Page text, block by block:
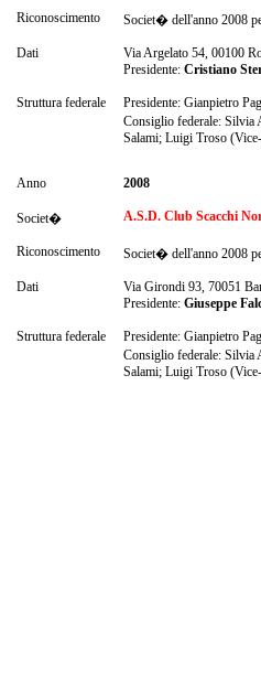
Riconoscimento Societ� dell'anno 2008
Dati
Via Argelato 54, 00100
Presidente: Cristiano
Struttura federale
Presidente: Gianpietro
Consiglio federale:
Salami; Luigi Troso
Anno 2008
Societ� A.S.D. Club Scacchi
Riconoscimento Societ� dell'anno 2008
Dati
Via Girondi 93, 70051
Presidente: Giuseppe
Struttura federale
Presidente: Gianpietro
Consiglio federale:
Salami; Luigi Troso